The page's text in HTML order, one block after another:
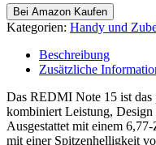
Bei Amazon Kaufen
Kategorien: Handy und
Beschreibung
Zusätzliche
Das REDMI Note 15 ist das
kombiniert Leistung,
Ausgestattet mit einem
mit einer Spitzenhelligkeit